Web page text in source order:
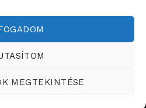
MEGTEKINTÉSE
TERÜLETEINK